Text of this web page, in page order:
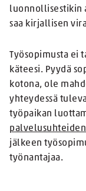
luonnollisestikin
saa kirjallisen
Työsopimusta ei
käteesi. Pyydä
kotona, ole
yhteydessä
työpaikan
jälkeen
työnantajaa.